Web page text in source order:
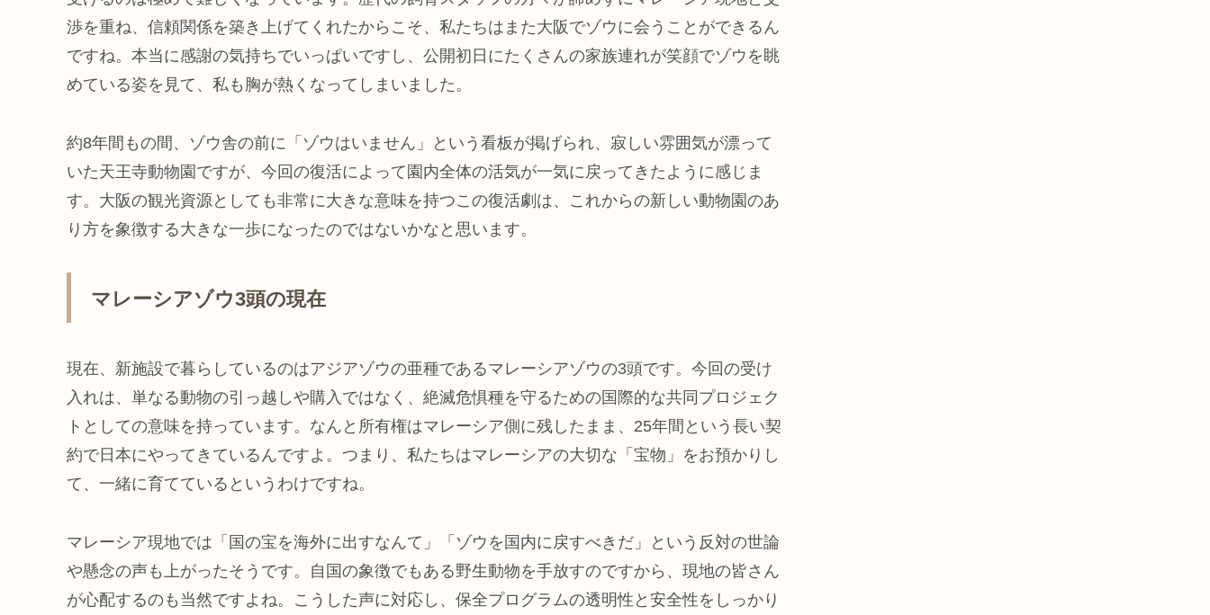
渉を重ね、信頼関係を築き上げてくれたからこそ、私たちはまた大阪でゾウに会うことができるん
ですね。本当に感謝の気持ちでいっぱいですし、公開初日にたくさんの家族連れが笑顔でゾウを眺
めている姿を見て、私も胸が熱くなってしまいました。
約8年間もの間、ゾウ舎の前に「ゾウはいません」という看板が掲げられ、寂しい雰囲気が漂って
いた天王寺動物園ですが、今回の復活によって園内全体の活気が一気に戻ってきたように感じま
す。大阪の観光資源としても非常に大きな意味を持つこの復活劇は、これからの新しい動物園のあ
り方を象徴する大きな一歩になったのではないかなと思います。
マレーシアゾウ3頭の現在
現在、新施設で暮らしているのはアジアゾウの亜種であるマレーシアゾウの3頭です。今回の受け
入れは、単なる動物の引っ越しや購入ではなく、絶滅危惧種を守るための国際的な共同プロジェク
トとしての意味を持っています。なんと所有権はマレーシア側に残したまま、25年間という長い契
約で日本にやってきているんですよ。つまり、私たちはマレーシアの大切な「宝物」をお預かりし
て、一緒に育てているというわけですね。
マレーシア現地では「国の宝を海外に出すなんて」「ゾウを国内に戻すべきだ」という反対の世論
や懸念の声も上がったそうです。自国の象徴でもある野生動物を手放すのですから、現地の皆さん
が心配するのも当然ですよね。こうした声に対応し、保全プログラムの透明性と安全性をしっかり